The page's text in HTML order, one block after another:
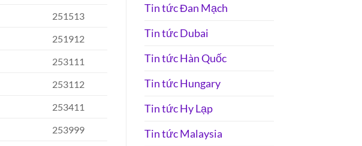
251513
251912
253111
253112
253411
253999
Tin tức Đan Mạch
Tin tức Dubai
Tin tức Hàn Quốc
Tin tức Hungary
Tin tức Hy Lạp
Tin tức Malaysia